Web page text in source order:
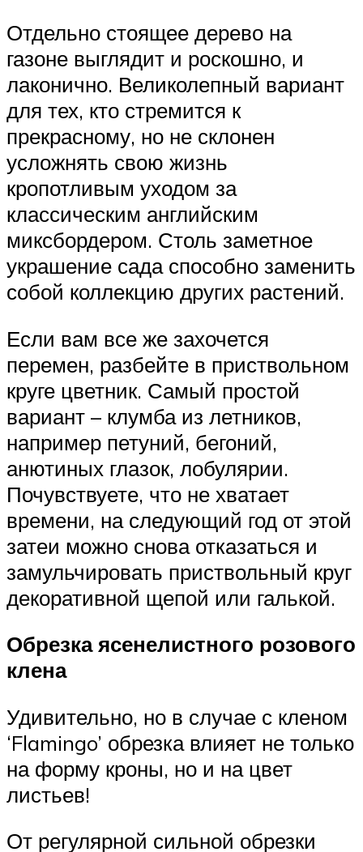
Отдельно стоящее дерево на
газоне выглядит и роскошно, и
лаконично. Великолепный вариант
для тех, кто стремится к
прекрасному, но не склонен
усложнять свою жизнь
кропотливым уходом за
классическим английским
миксбордером. Столь заметное
украшение сада способно заменить
собой коллекцию других растений.
Если вам все же захочется
перемен, разбейте в приствольном
круге цветник. Самый простой
вариант – клумба из летников,
например петуний, бегоний,
анютиных глазок, лобулярии.
Почувствуете, что не хватает
времени, на следующий год от этой
затеи можно снова отказаться и
замульчировать приствольный круг
декоративной щепой или галькой.
Обрезка ясенелистного розового
клена
Удивительно, но в случае с кленом
‘Flamingo’ обрезка влияет не только
на форму кроны, но и на цвет
листьев!
От регулярной сильной обрезки